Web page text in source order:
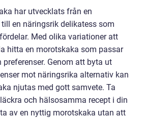
har utvecklats från en
en näringsrik delikatess som
Med olika variationer att
hitta en morotskaka som passar
Genom att byta ut
mot näringsrika alternativ kan
njutas med gott samvete. Ta
och hälsosamma recept i din
av en nyttig morotskaka utan att